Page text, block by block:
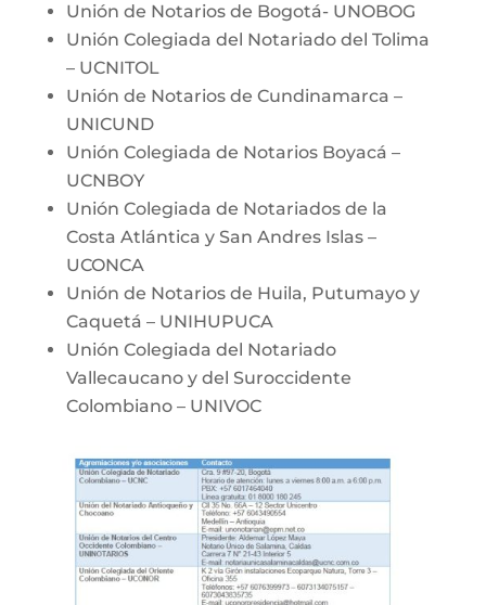
Unión de Notarios de Bogotá- UNOBOG
Unión Colegiada del Notariado del Tolima
– UCNITOL
Unión de Notarios de Cundinamarca –
UNICUND
Unión Colegiada de Notarios Boyacá –
UCNBOY
Unión Colegiada de Notariados de la
Costa Atlántica y San Andres Islas –
UCONCA
Unión de Notarios de Huila, Putumayo y
Caquetá – UNIHUPUCA
Unión Colegiada del Notariado
Vallecaucano y del Suroccidente
Colombiano – UNIVOC